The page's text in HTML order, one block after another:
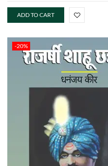
ADD TO CART
-20%